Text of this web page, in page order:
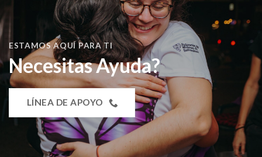
ESTAMOS AQUÍ PARA TI
Necesitas Ayuda?
LÍNEA DE APOYO